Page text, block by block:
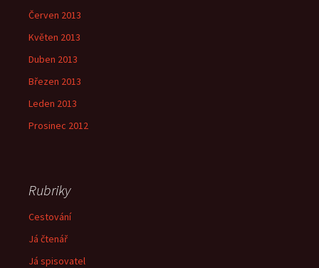
Červen 2013
Květen 2013
Duben 2013
Březen 2013
Leden 2013
Prosinec 2012
Rubriky
Cestování
Já čtenář
Já spisovatel